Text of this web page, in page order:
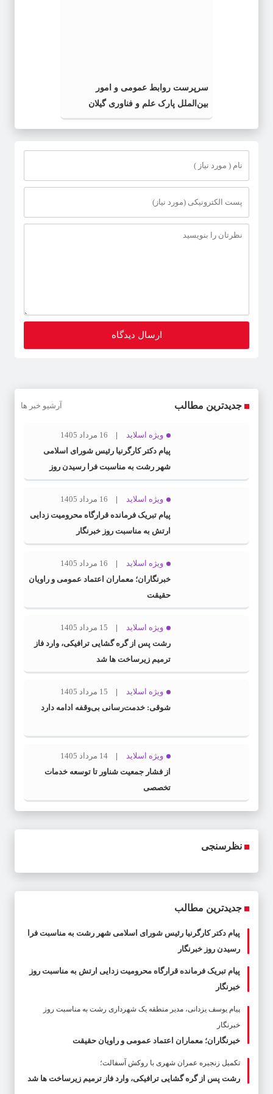
سرپرست روابط عمومی و امور
بین‌الملل پارک علم و فناوری گیلان
منصوب شد
جدیدترین مطالب آرشیو خبر ها
ویژه اسلاید
16 مرداد 1405
پیام دکتر کارگرنیا رئیس شورای اسلامی
شهر رشت به مناسبت فرا رسیدن روز
خبرنگار
ویژه اسلاید
16 مرداد 1405
پیام تبریک فرمانده قرارگاه محرومیت‌ زدایی
ارتش به مناسبت روز خبرنگار
ویژه اسلاید
16 مرداد 1405
خبرنگاران؛ معماران اعتماد عمومی و راویان
حقیقت
ویژه اسلاید
15 مرداد 1405
رشت پس از گره گشایی ترافیکی، وارد فاز
ترمیم زیرساخت ها شد
ویژه اسلاید
15 مرداد 1405
شوقی: خدمت‌رسانی بی‌وقفه ادامه دارد
ویژه اسلاید
14 مرداد 1405
از فشار جمعیت شناور تا توسعه خدمات
تخصصی
نظرسنجی
جدیدترین مطالب
پیام دکتر کارگرنیا رئیس شورای اسلامی شهر رشت به مناسبت فرا
رسیدن روز خبرنگار
پیام تبریک فرمانده قرارگاه محرومیت‌ زدایی ارتش به مناسبت روز
خبرنگار
پیام یوسف یزدانی، مدیر منطقه یک شهرداری رشت به مناسبت روز
خبرنگار
خبرنگاران؛ معماران اعتماد عمومی و راویان حقیقت
تکمیل زنجیره عمران شهری با روکش آسفالت؛
رشت پس از گره گشایی ترافیکی، وارد فاز ترمیم زیرساخت ها شد